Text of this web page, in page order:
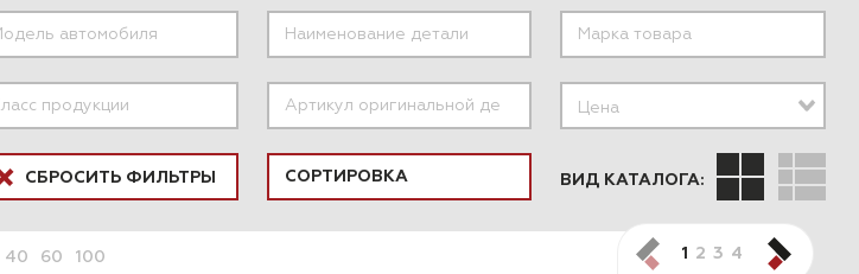
ПОДОБРАТЬ
Цена
СБРОСИТЬ ФИЛЬТРЫ ВИД КАТАЛОГА:
40 60 100 1 2 3 4